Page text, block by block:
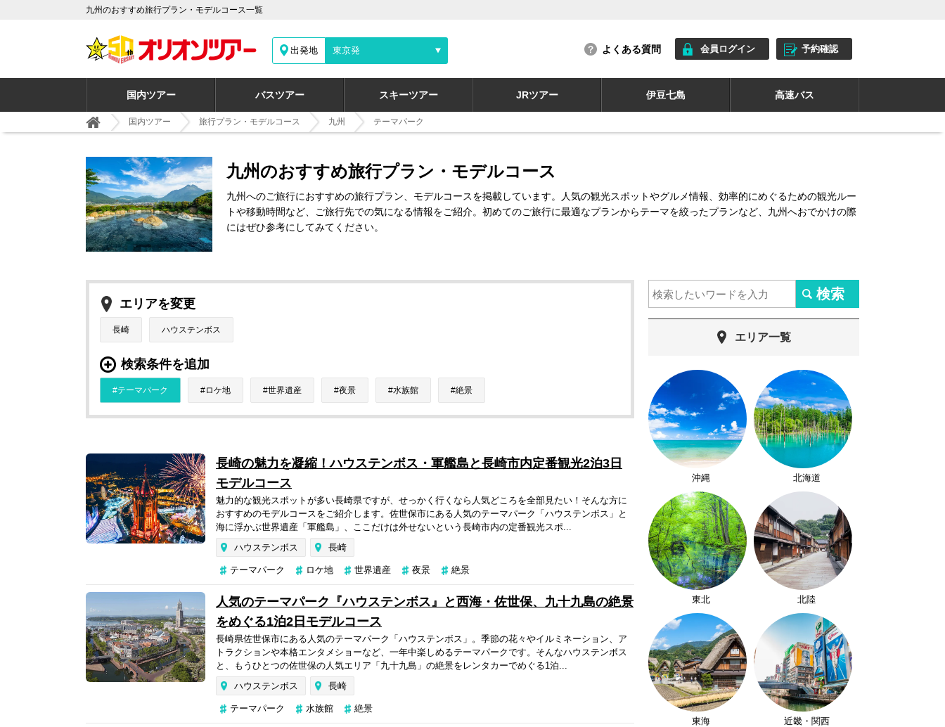
九州のおすすめ旅行プラン・モデルコース一覧
出発地 東京発 よくある質問 会員ログイン 予約確認
国内ツアー バスツアー スキーツアー JRツアー 伊豆七島 高速バス
国内ツアー 旅行プラン・モデルコース 九州 テーマパーク
九州のおすすめ旅行プラン・モデルコース
九州へのご旅行におすすめの旅行プラン、モデルコースを掲載しています。人気の観光スポットやグルメ情報、効率的にめぐるための観光ルー
トや移動時間など、ご旅行先での気になる情報をご紹介。初めてのご旅行に最適なプランからテーマを絞ったプランなど、九州へおでかけの際
にはぜひ参考にしてみてください。
エリアを変更
長崎 ハウステンボス
検索条件を追加
テーマパーク ロケ地 世界遺産 夜景 水族館 絶景
長崎の魅力を凝縮！ハウステンボス・軍艦島と長崎市内定番観光2泊3日
モデルコース
魅力的な観光スポットが多い長崎県ですが、せっかく行くなら人気どころを全部見たい！そんな方に
おすすめのモデルコースをご紹介します。佐世保市にある人気のテーマパーク「ハウステンボス」と
海に浮かぶ世界遺産「軍艦島」、ここだけは外せないという長崎市内の定番観光スポ...
ハウステンボス
長崎
テーマパーク ロケ地 世界遺産 夜景 絶景
人気のテーマパーク『ハウステンボス』と西海・佐世保、九十九島の絶景
をめぐる1泊2日モデルコース
長崎県佐世保市にある人気のテーマパーク「ハウステンボス」。季節の花々やイルミネーション、ア
トラクションや本格エンタメショーなど、一年中楽しめるテーマパークです。そんなハウステンボス
と、もうひとつの佐世保の人気エリア「九十九島」の絶景をレンタカーでめぐる1泊...
ハウステンボス
長崎
テーマパーク 水族館 絶景
エリア一覧
沖縄 北海道
東北 北陸
東海 近畿・関西